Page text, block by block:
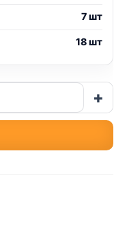
7 шт
18 шт
+